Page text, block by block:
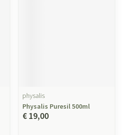
physalis
Physalis Puresil 500ml
€ 19,00